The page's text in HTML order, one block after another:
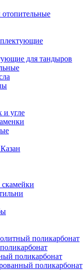
для тандыров
и угле
поликарбонат
поликарбонат
поликарбонат